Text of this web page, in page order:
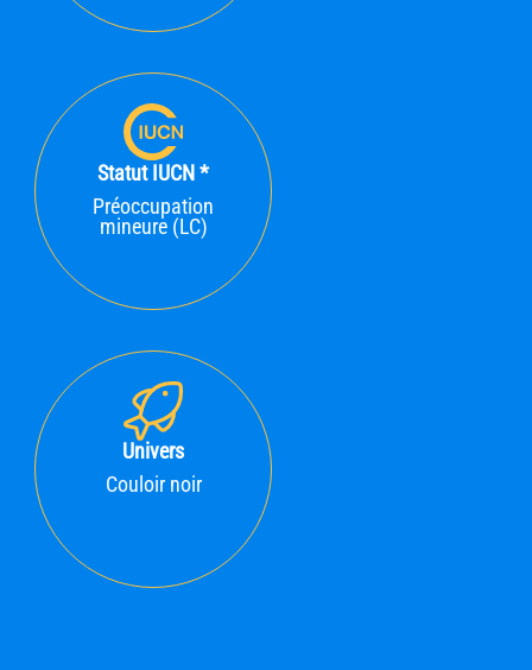
Statut IUCN *
Préoccupation
mineure (LC)
Univers
Couloir noir